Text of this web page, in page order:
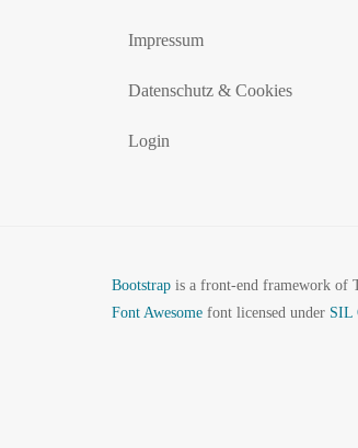
Impressum
Datenschutz & Cookies
Login
Bootstrap is a front-end framework of
Font Awesome font licensed under SIL